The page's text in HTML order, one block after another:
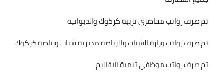
تم صرف رواتب محاضري تربية كركوك والديوانية
تم صرف رواتب وزارة الشباب والرياضة مديرية شباب ورياضة كركوك
تم صرف رواتب موظفي تنمية الاقاليم